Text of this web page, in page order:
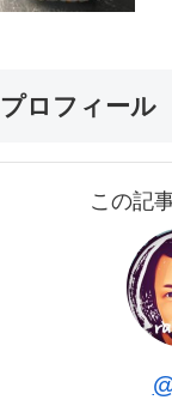
プロフィール
この記